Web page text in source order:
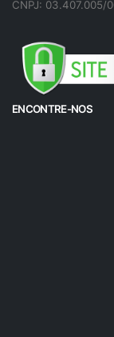
CNPJ: 03.407.005/
ENCONTRE-NOS